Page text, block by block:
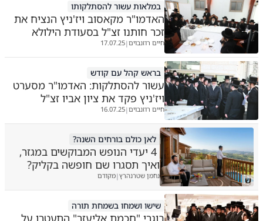
במלאות עשור להסתלקותו
האדמו"ר מקאסוב ויז'ניץ הנציח את
זכר חותנו זצ"ל בסעודת הילולא
חיים רוזנבוים|
17.07.25
בראש קהל עם קודש
עשור להסתלקות: האדמו"ר מסערט
ויז'ניץ פקד את ציון אביו זצ"ל
חיים רוזנבוים|
16.07.25
ש
לאן כולם בורחים השנה?
4 יעדי הנופש המבוקשים במגזר,
ואיך תסגרו שם חופשה בקליק?
נחמן שטרנהרץ|מקודם
שישו ושמחו בשמחת תורה
בוגרי "חכמת אליעזר" התעטרו על